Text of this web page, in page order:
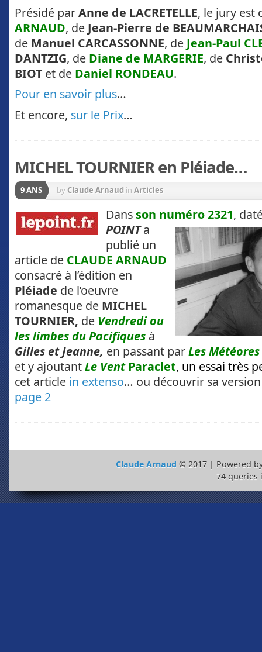
Présidé parAnne de LACRETELLE, le jury est
ARNAUD, de Jean-Pierre de
de Manuel CARCASSONNE, de Jean-Paul
DANTZIG, de Diane de MARGERIE, de
BIOT et de Daniel RONDEAU.
Pour en savoir plus…
Et encore, sur le Prix…
MICHEL TOURNIER en Pléiade…
9 ANS by Claude Arnaud in Articles
Dansson numéro 2321,
POINTa
publié un
article de CLAUDE ARNAUD
consacré à l’édition en
Pléiade de l’oeuvre
romanesque de MICHEL
TOURNIER, de Vendredi ou
les limbes du Pacifiques à
Gilles et Jeanne, en passant parLesMétéores
et y ajoutantLe VentParaclet, un essai très
cet article in extenso… ou découvrir sa
page 2
Claude Arnaud © 2017 | Powered
74 queries